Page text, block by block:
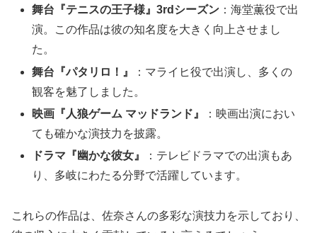
舞台『テニスの王子様』3rdシーズン ：海堂薫役で出
演。この作品は彼の知名度を大きく向上させまし
た。
舞台『パタリロ！』
：マライヒ役で出演し、多くの
観客を魅了しました。
映画『人狼ゲーム マッドランド』
：映画出演におい
ても確かな演技力を披露。
ドラマ『幽かな彼女』
：テレビドラマでの出演もあ
り、多岐にわたる分野で活躍しています。
これらの作品は、佐奈さんの多彩な演技力を示しており、